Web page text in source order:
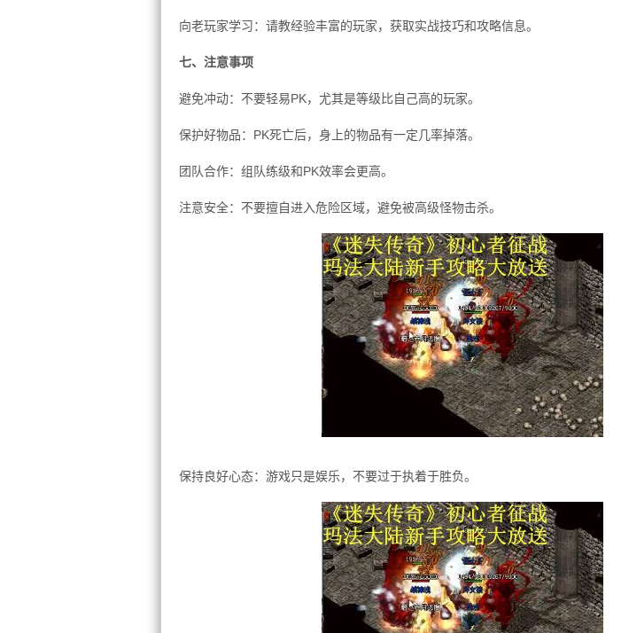
向老玩家学习：请教经验丰富的玩家，获取实战技巧和攻略信息。
七、注意事项
避免冲动：不要轻易PK，尤其是等级比自己高的玩家。
保护好物品：PK死亡后，身上的物品有一定几率掉落。
团队合作：组队练级和PK效率会更高。
注意安全：不要擅自进入危险区域，避免被高级怪物击杀。
保持良好心态：游戏只是娱乐，不要过于执着于胜负。